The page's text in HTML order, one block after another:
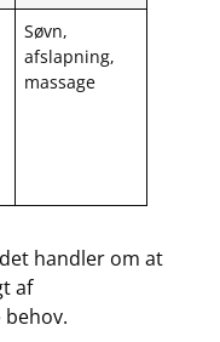
Søvn,
afslapning,
massage
handler om at
af